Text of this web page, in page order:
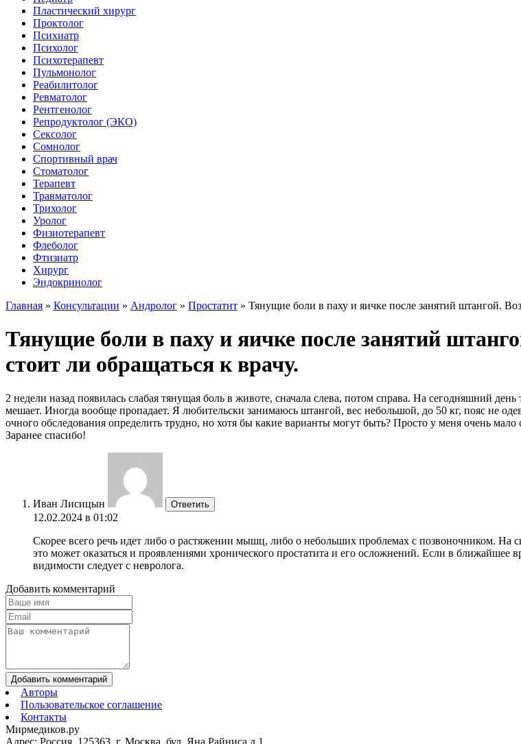
Пластический хирург
Проктолог
Психиатр
Психолог
Психотерапевт
Пульмонолог
Реабилитолог
Ревматолог
Рентгенолог
Репродуктолог (ЭКО)
Сексолог
Сомнолог
Спортивный врач
Стоматолог
Терапевт
Травматолог
Трихолог
Уролог
Физиотерапевт
Флеболог
Фтизиатр
Хирург
Эндокринолог
Главная » Консультации » Андролог » Простатит » Тянущие боли в паху и яичке после занятий штангой.
Тянущие боли в паху и яичке после занятий
стоит ли обращаться к врачу.
2 недели назад появилась слабая тянущая боль в животе, сначала слева, потом справа. На сегодняшний
мешает. Иногда вообще пропадает. Я любительски занимаюсь штангой, вес небольшой, до 50 кг, пояс не
очного обследования определить трудно, но хотя бы какие варианты могут быть? Просто у меня очень
Заранее спасибо!
Иван Лисицын Ответить
12.02.2024 в 01:02
Скорее всего речь идет либо о растяжении мышц, либо о небольших проблемах с позвоночником. На
это может оказаться и проявлениями хронического простатита и его осложнений. Если в ближайшее
видимости следует с невролога.
Добавить комментарий
Добавить комментарий
Авторы
Пользовательское соглашение
Контакты
Мирмедиков.ру
Адрес: Россия, 125363, г. Москва, бул. Яна Райниса д.1